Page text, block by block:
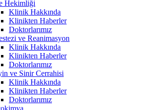
Hekimliği
Klinik Hakkında
Klinikten Haberler
Doktorlarımız
ve Reanimasyon
Klinik Hakkında
Klinikten Haberler
Doktorlarımız
ve Sinir Cerrahisi
Klinik Hakkında
Klinikten Haberler
Doktorlarımız